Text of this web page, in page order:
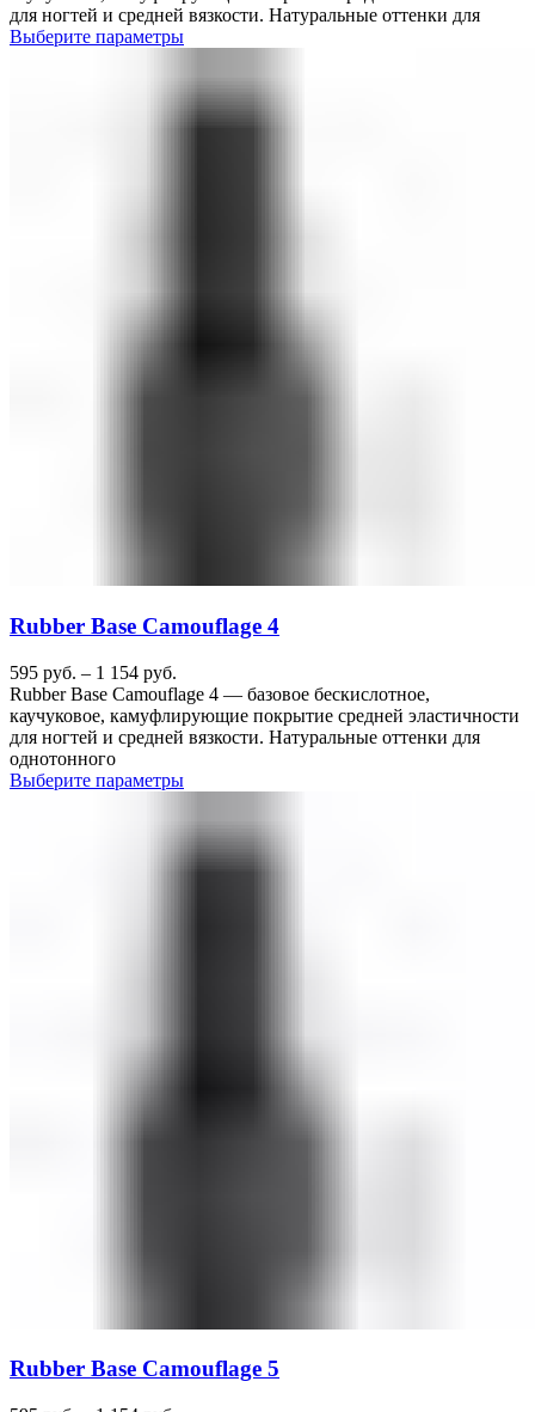
для ногтей и средней вязкости. Натуральные оттенки для
Выберите параметры
Rubber Base Camouflage 4
595 руб. – 1 154 руб.
Rubber Base Camouflage 4 — базовое бескислотное,
каучуковое, камуфлирующие покрытие средней эластичности
для ногтей и средней вязкости. Натуральные оттенки для
однотонного
Выберите параметры
Rubber Base Camouflage 5